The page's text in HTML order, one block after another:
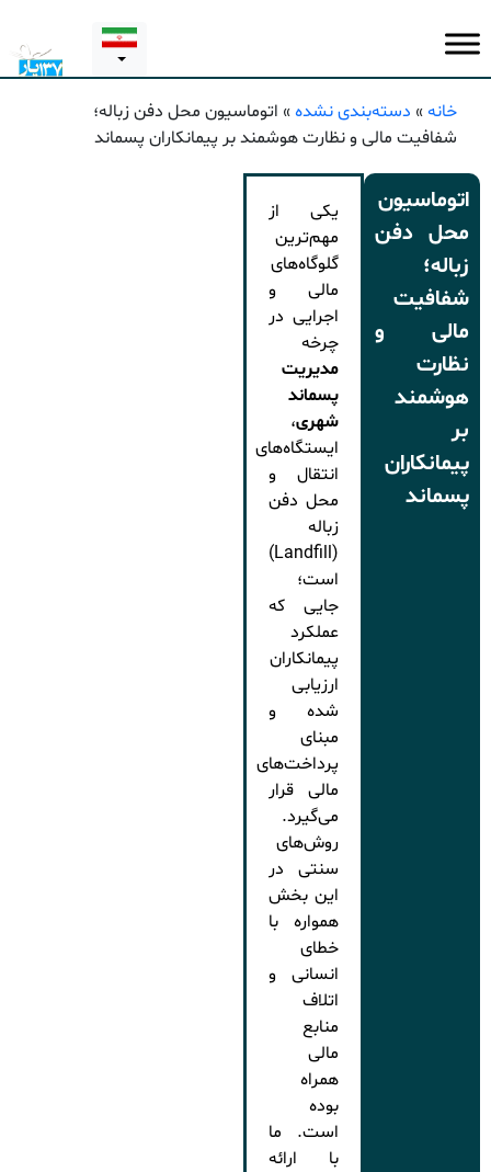
خانه» دسته‌بندی نشده» اتوماسیون محل دفن زباله؛
شفافیت مالی و نظارت هوشمند بر پیمانکاران پسماند
اتوماسیون
محل دفن
زباله؛
شفافیت
مالی و
نظارت
هوشمند
بر
پیمانکاران
پسماند
یکی از
مهم‌ترین
گلوگاه‌های
مالی و
اجرایی در
چرخه
مدیریت
پسماند
شهری،
ایستگاه‌های
انتقال و
محل دفن
زباله
(Landfill)
است؛
جایی که
عملکرد
پیمانکاران
ارزیابی
شده و
مبنای
پرداخت‌های
مالی قرار
می‌گیرد.
روش‌های
سنتی در
این بخش
همواره با
خطای
انسانی و
اتلاف
منابع
مالی
همراه
بوده
است. ما
با ارائه